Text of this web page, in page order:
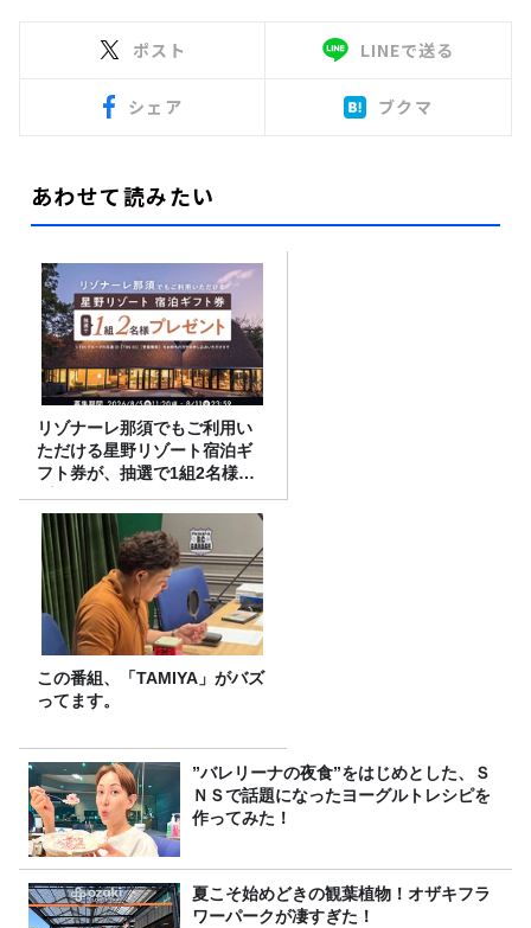
ポスト LINEで送る
シェア ブクマ
あわせて読みたい
リゾナーレ那須でもご利用い
ただける星野リゾート宿泊ギ
フト券が、抽選で1組2名様に
プレゼント！
この番組、「TAMIYA」がバズ
ってます。
”バレリーナの夜食”をはじめとした、Ｓ
ＮＳで話題になったヨーグルトレシピを
作ってみた！
夏こそ始めどきの観葉植物！オザキフラ
ワーパークが凄すぎた！